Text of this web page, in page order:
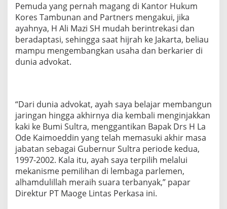
Pemuda yang pernah magang di Kantor Hukum
Kores Tambunan and Partners mengakui, jika
ayahnya, H Ali Mazi SH mudah berintrekasi dan
beradaptasi, sehingga saat hijrah ke Jakarta, beliau
mampu mengembangkan usaha dan berkarier di
dunia advokat.
“Dari dunia advokat, ayah saya belajar membangun
jaringan hingga akhirnya dia kembali menginjakkan
kaki ke Bumi Sultra, menggantikan Bapak Drs H La
Ode Kaimoeddin yang telah memasuki akhir masa
jabatan sebagai Gubernur Sultra periode kedua,
1997-2002. Kala itu, ayah saya terpilih melalui
mekanisme pemilihan di lembaga parlemen,
alhamdulillah meraih suara terbanyak,” papar
Direktur PT Maoge Lintas Perkasa ini.